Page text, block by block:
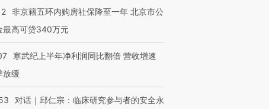
非京籍五环内购房社保降至一年 北京市公
最高可贷340万元
寒武纪上半年净利润同比翻倍 营收增速
放缓
对话｜邱仁宗：临床研究参与者的安全永